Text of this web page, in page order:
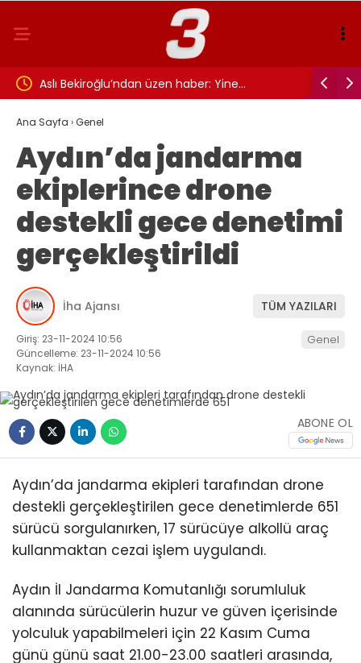
Aslı Bekiroğlu’ndan üzen haber: Yine… TRT
Ana Sayfa ›Genel
Aydın’da jandarma
ekiplerince drone
destekli gece denetimi
gerçekleştirildi
İha Ajansı TÜM YAZILARI
Giriş: 23-11-2024 10:56
Güncelleme: 23-11-2024 10:56
Kaynak: İHA
Genel
ABONE OL
Aydın’da jandarma ekipleri tarafından drone
destekli gerçekleştirilen gece denetimlerde 651
sürücü sorgulanırken, 17 sürücüye alkollü araç
kullanmaktan cezai işlem uygulandı.
Aydın İl Jandarma Komutanlığı sorumluluk
alanında sürücülerin huzur ve güven içerisinde
yolculuk yapabilmeleri için 22 Kasım Cuma
günü günü saat 21.00-23.00 saatleri arasında,